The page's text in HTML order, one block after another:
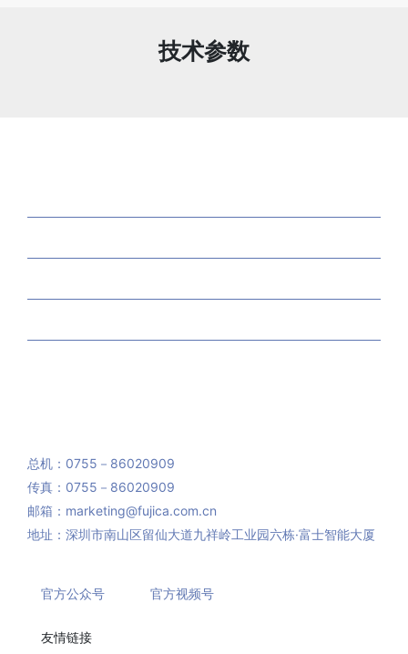
技术参数
总机：0755－86020909
传真：0755－86020909
邮箱：marketing@fujica.com.cn
地址：深圳市南山区留仙大道九祥岭工业园六栋·富士智能大厦
官方公众号 官方视频号
友情链接